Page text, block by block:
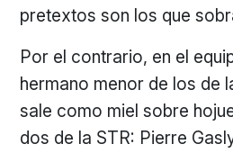
pretextos son los que
Por el contrario, en el
hermano menor de los de
sale como miel sobre
dos de la STR: Pierre